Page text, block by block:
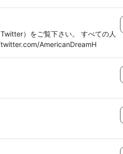
）をご覧下さい。 すべての人
AmericanDreamH